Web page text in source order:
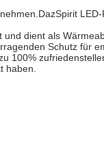
dient als
Schutz für
100%
haben.